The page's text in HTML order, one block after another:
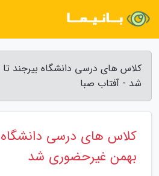
کلاس های درسی دانشگاه بیرجند
شد - آفتاب صبا
کلاس های درسی دانشگاه
بهمن غیرحضوری شد